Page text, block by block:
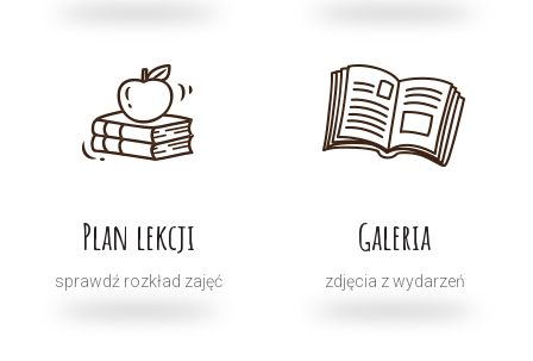
Plan lekcji
sprawdź rozkład zajęć
Galeria
zdjęcia z wydarzeń